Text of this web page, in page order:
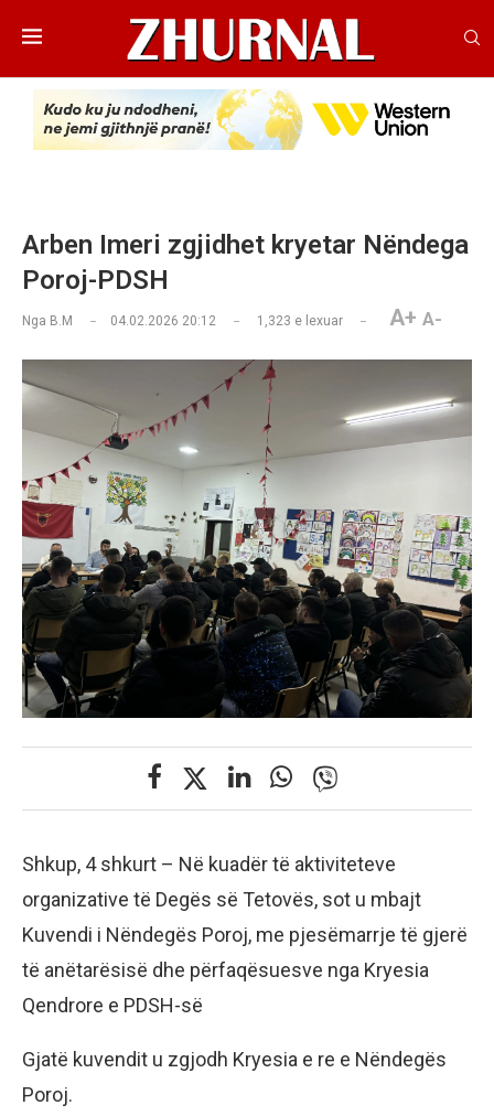
Arben Imeri zgjidhet kryetar Nëndega
Poroj-PDSH
Nga B.M 04.02.2026 20:12 1,323 e lexuar A+ A-
Shkup, 4 shkurt – Në kuadër të aktiviteteve
organizative të Degës së Tetovës, sot u mbajt
Kuvendi i Nëndegës Poroj, me pjesëmarrje të gjerë
të anëtarësisë dhe përfaqësuesve nga Kryesia
Qendrore e PDSH-së
Gjatë kuvendit u zgjodh Kryesia e re e Nëndegës
Poroj.